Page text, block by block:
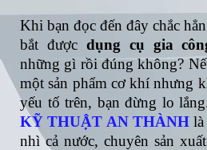
Khi bạn đọc đến đây chắc
bắt được dụng cụ gia
những gì rồi đúng không?
một sản phẩm cơ khí nhưng
yếu tố trên, bạn đừng lo
KỸ THUẬT AN THÀNH
nhì cả nước, chuyên sản